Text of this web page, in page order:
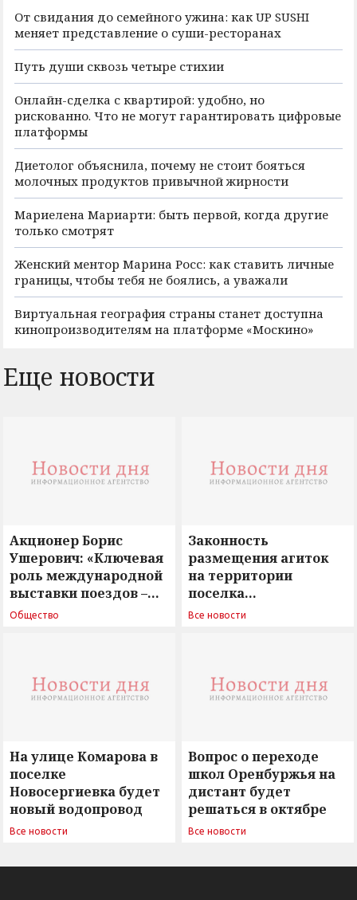
От свидания до семейного ужина: как UP SUSHI
меняет представление о суши-ресторанах
Путь души сквозь четыре стихии
Онлайн-сделка с квартирой: удобно, но
рискованно. Что не могут гарантировать цифровые
платформы
Диетолог объяснила, почему не стоит бояться
молочных продуктов привычной жирности
Мариелена Мариарти: быть первой, когда другие
только смотрят
Женский ментор Марина Росс: как ставить личные
границы, чтобы тебя не боялись, а уважали
Виртуальная география страны станет доступна
кинопроизводителям на платформе «Москино»
Еще новости
Акционер Борис
Ушерович: «Ключевая
роль международной
выставки поездов –
поиск ответов на
Общество
Законность
размещения агиток
на территории
поселка
Новосергиевка
Все новости
На улице Комарова в
поселке
Новосергиевка будет
новый водопровод
Все новости
Вопрос о переходе
школ Оренбуржья на
дистант будет
решаться в октябре
Все новости